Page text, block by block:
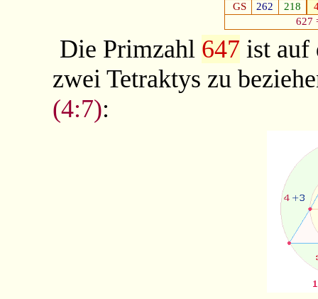
GS
262 218
627
Die Primzahl 647 ist auf
zwei Tetraktys zu
(4:7):